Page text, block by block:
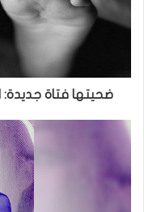
ضحيتها فتاة